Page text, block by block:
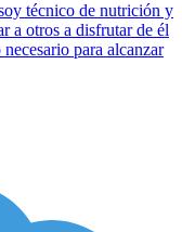
técnico de nutrición y
a otros a disfrutar de él
para alcanzar